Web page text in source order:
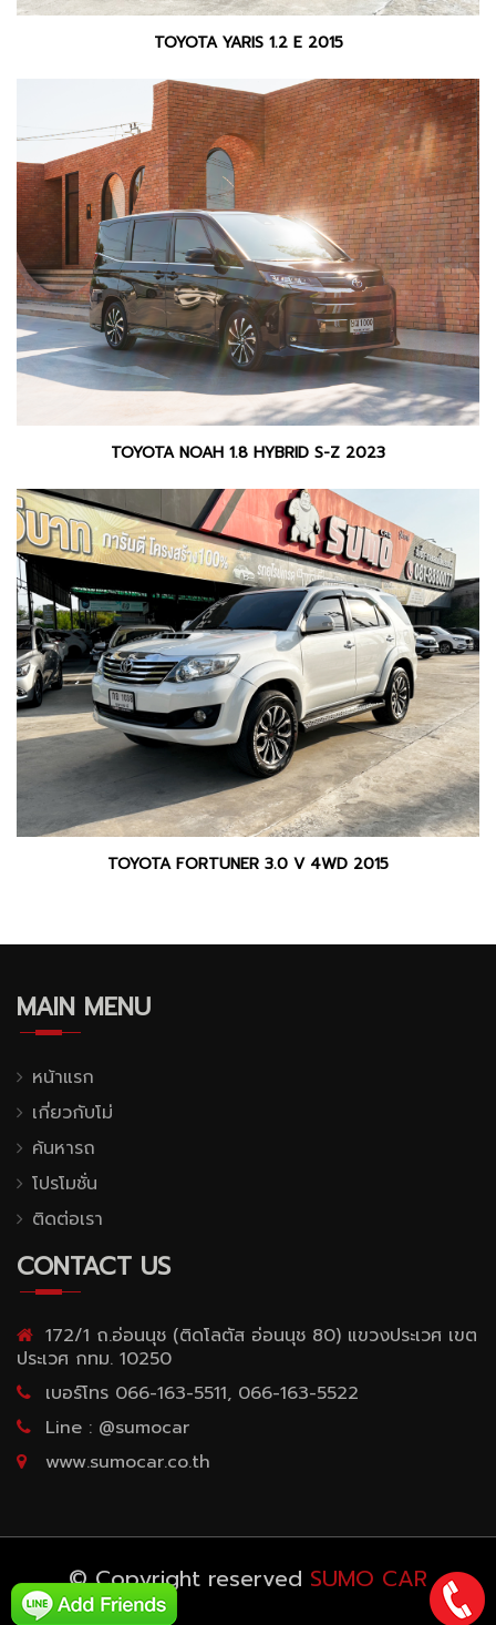
TOYOTA YARIS 1.2 E 2015
TOYOTA NOAH 1.8 HYBRID S-Z 2023
TOYOTA FORTUNER 3.0 V 4WD 2015
MAIN MENU
หน้าแรก
เกี่ยวกับโม่
ค้นหารถ
โปรโมชั่น
ติดต่อเรา
CONTACT US
172/1 ถ.อ่อนนุช (ติดโลตัส อ่อนนุช 80) แขวงประเวศ เขต
ประเวศ กทม. 10250
เบอร์โทร 066-163-5511, 066-163-5522
Line : @sumocar
www.sumocar.co.th
© Copyright reserved SUMO CAR